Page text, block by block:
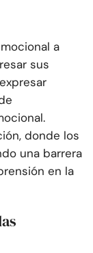
a
sus
donde los
una barrera
en la